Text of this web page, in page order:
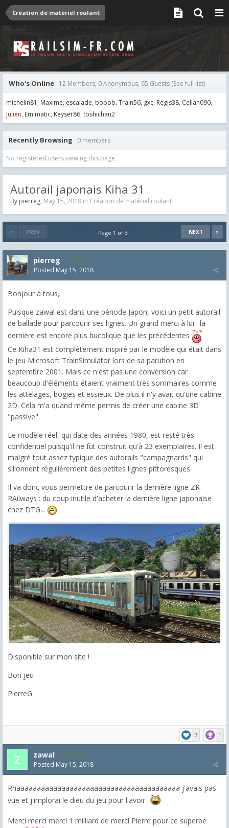
Création de matériel roulant
Who's Online 12 Members, 0 Anonymous, 65 Guests (See full list)
michelin81 Maxime escalade bobob Train56 gxc Regis38 Celian090
Julien Emimatic Keyser86 toshichan2
Recently Browsing 0 members
No registered users viewing this page.
Autorail japonais Kiha 31
By pierreg, May 15, 2018 in Création de matériel roulant
PREV NEXT
Page 1 of 3
pierreg 4,012
Posted May 15, 2018
Bonjour à tous,
Puisque zawal est dans une période Japon, voici un petit autorail
de ballade pour parcourir ses lignes. Un grand merci à lui : la
dernière est encore plus bucolique que les précédentes
Ce Kiha31 est complètement inspiré par le modèle qui était dans
le jeu Microsoft TrainSimulator lors de sa parution en
septembre 2001. Mais ce n'est pas une conversion car
beaucoup d'éléments étaient vraiment très sommaires comme
les attelages, bogies et essieux. De plus il n'y avait qu'une cabine
2D. Cela m'a quand même permis de créer une cabine 3D
"passive".
Le modèle réel, qui date des années 1980, est resté très
confidentiel puisqu'il ne fut construit qu'à 23 exemplaires. Il est
malgré tout assez typique des autorails "campagnards" qui
sillonnent régulièrement des petites lignes pittoresques.
Il va donc vous permettre de parcourir la dernière ligne ZR-
RAilways : du coup inutile d'acheter la dernière ligne japonaise
chez DTG...
Disponible sur mon site !
Bon jeu
PierreG
7 1
zawal 3,318
Posted May 15, 2018
Rhaaaaaaaaaaaaaaaaaaaaaaaaaaaaaaaaaaaaaaaa j'avais pas
vue et j'implorai le dieu du jeu pour l'avoir .
Merci merci merci 1 milliard de merci Pierre pour ce superbe